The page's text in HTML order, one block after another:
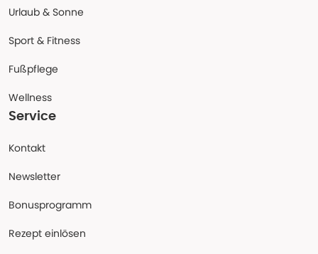
Urlaub & Sonne
Sport & Fitness
Fußpflege
Wellness
Service
Kontakt
Newsletter
Bonusprogramm
Rezept einlösen